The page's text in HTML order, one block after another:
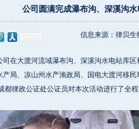
公司圆满完成瀑布沟、深溪沟
信息来源：律贝生
在大渡河流域瀑布沟、深溪沟水电站库
局、凉山州水产渔政局、国电大渡河移
都律政公证处公证员对本次活动进行了全程